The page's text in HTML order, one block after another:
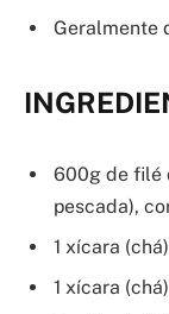
Geralmente
600g de filé
pescada),
1 xícara
1 xícara